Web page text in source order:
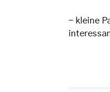
- kleine